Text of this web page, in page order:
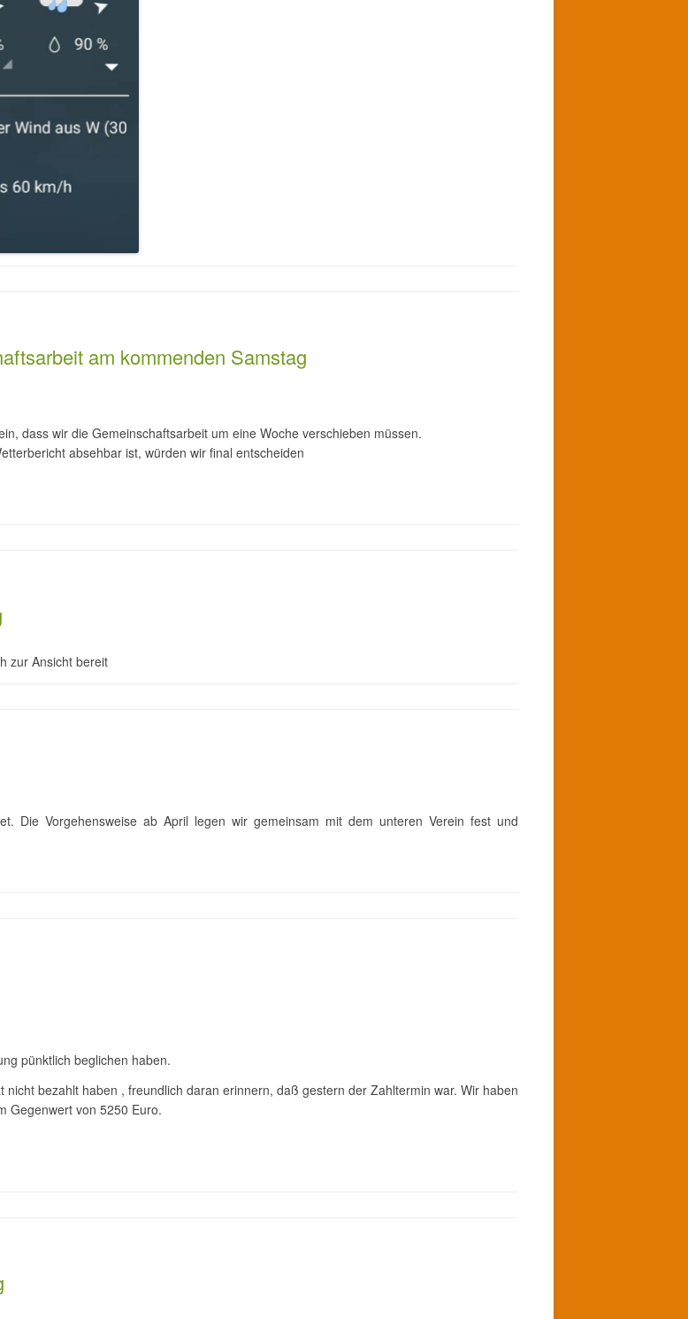
am kommenden Samstag
dass wir die Gemeinschaftsarbeit um eine Woche verschieben müssen.
absehbar ist, würden wir final entscheiden
zur Ansicht bereit
Die Vorgehensweise ab April legen wir gemeinsam mit dem unteren Verein fest und
pünktlich beglichen haben.
bezahlt haben , freundlich daran erinnern, daß gestern der Zahltermin war. Wir haben
Gegenwert von 5250 Euro.